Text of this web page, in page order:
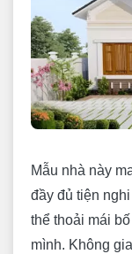
Mẫu nhà này
đầy đủ tiện
thể thoải mái
mình. Không